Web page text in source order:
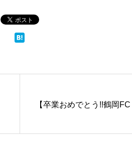
【卒業おめでとう!!鶴岡FC